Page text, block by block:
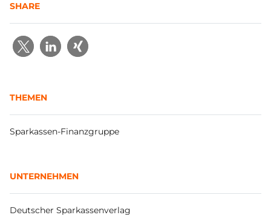
SHARE
THEMEN
Sparkassen-Finanzgruppe
UNTERNEHMEN
Deutscher Sparkassenverlag